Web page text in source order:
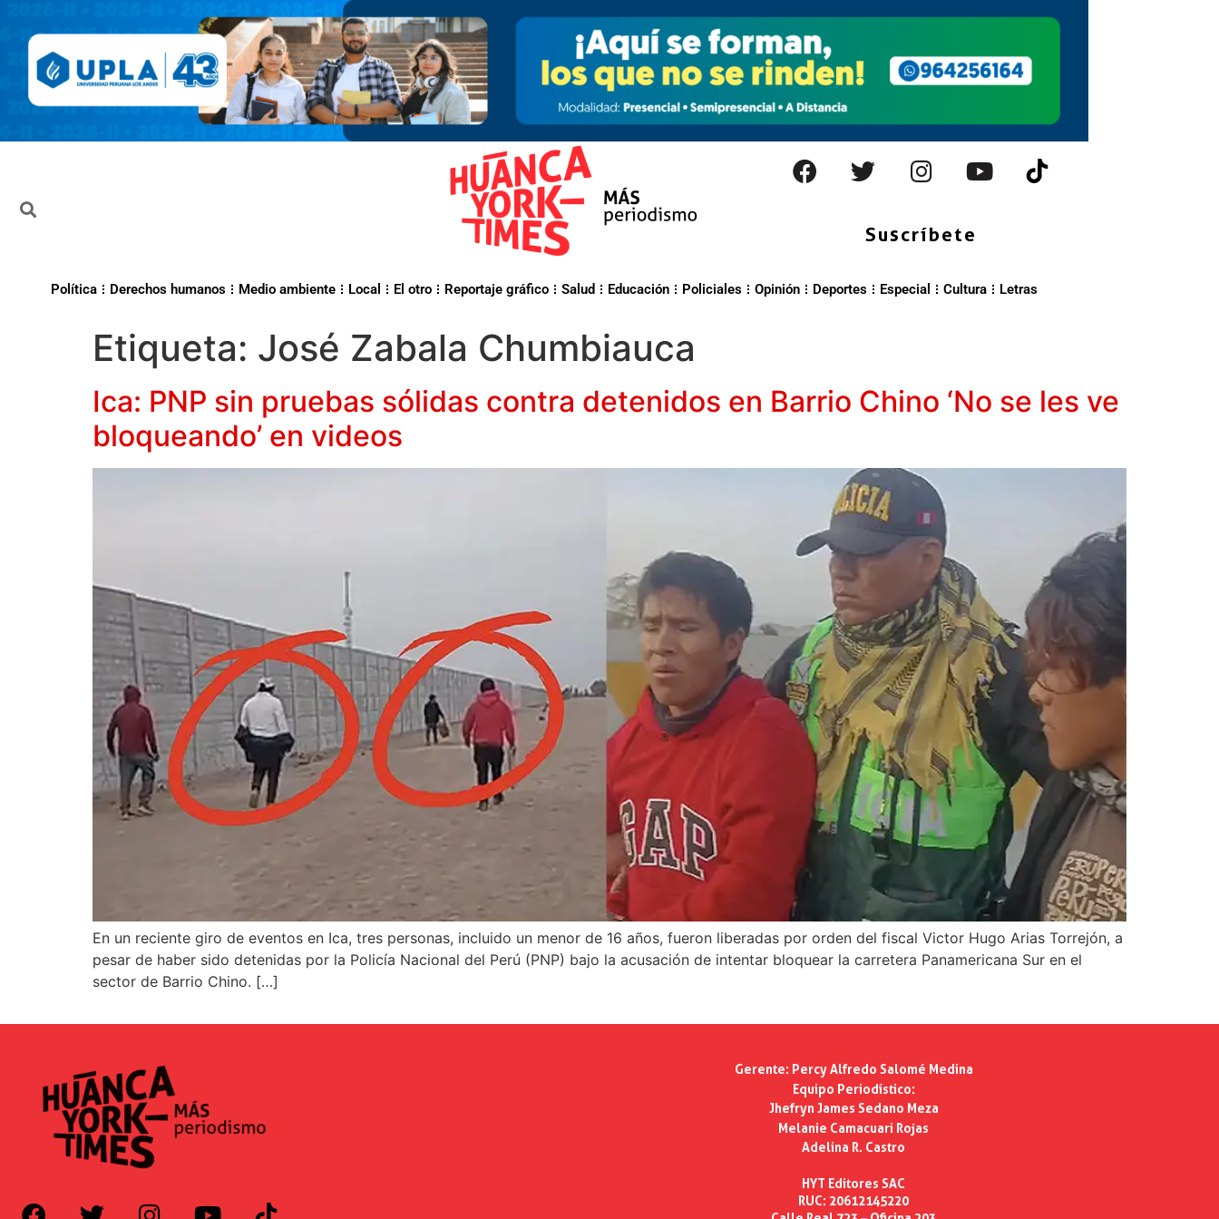
Suscríbete
Política Derechos humanos Medio ambiente Local El otro Reportaje gráfico Salud Educación Policiales Opinión Deportes Especial Cultura Letras
Etiqueta: José Zabala Chumbiauca
Ica: PNP sin pruebas sólidas contra detenidos en Barrio Chino ‘No se les ve
bloqueando’ en videos
En un reciente giro de eventos en Ica, tres personas, incluido un menor de 16 años, fueron liberadas por orden del fiscal Victor Hugo Arias Torrejón, a
pesar de haber sido detenidas por la Policía Nacional del Perú (PNP) bajo la acusación de intentar bloquear la carretera Panamericana Sur en el
sector de Barrio Chino. […]
Gerente: Percy Alfredo Salomé Medina
Equipo Periodístico:
Jhefryn James Sedano Meza
Melanie Camacuari Rojas
Adelina R. Castro
HYT Editores SAC
RUC: 20612145220